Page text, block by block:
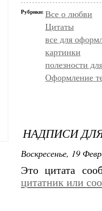
Рубрики: Все о любви
Цитаты
все для
картинки
полезности
Оформление
НАДПИСИ
Воскресенье, 19
Это цитата
цитатник или